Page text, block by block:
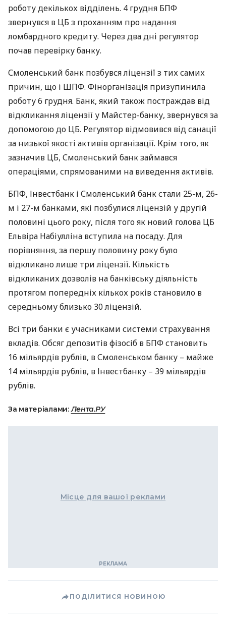
роботу декількох відділень. 4 грудня БПФ
звернувся в ЦБ з проханням про надання
ломбардного кредиту. Через два дні регулятор
почав перевірку банку.
Смоленський банк позбувся ліцензії з тих самих
причин, що і ШПФ. Фінорганізація призупинила
роботу 6 грудня. Банк, який також постраждав від
відкликання ліцензії у Майстер-банку, звернувся за
допомогою до ЦБ. Регулятор відмовився від санації
за низької якості активів організації. Крім того, як
зазначив ЦБ, Смоленський банк займався
операціями, спрямованими на виведення активів.
БПФ, Інвестбанк і Смоленський банк стали 25-м, 26-
м і 27-м банками, які позбулися ліцензій у другій
половині цього року, після того як новий голова ЦБ
Ельвіра Набіулліна вступила на посаду. Для
порівняння, за першу половину року було
відкликано лише три ліцензії. Кількість
відкликаних дозволів на банківську діяльність
протягом попередніх кількох років становило в
середньому близько 30 ліцензій.
Всі три банки є учасниками системи страхування
вкладів. Обсяг депозитів фізосіб в БПФстановить
16 мільярдів рублів, в Смоленськом банку – майже
14 мільярдів рублів, в Інвестбанку – 39 мільярдів
рублів.
За матеріалами:Лента.РУ
Місце для вашої реклами
ПОДІЛИТИСЯ НОВИНОЮ